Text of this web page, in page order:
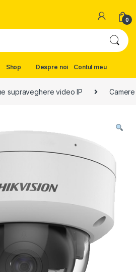
0
Shop Despre noi Contul meu
supraveghere video IP Camere